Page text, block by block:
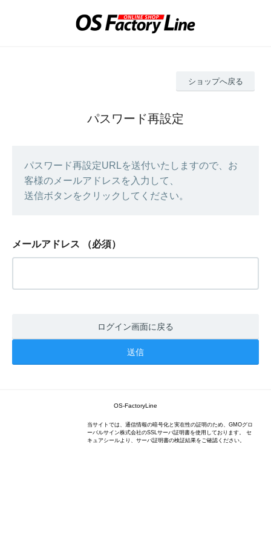
ショップへ戻る
パスワード再設定
パスワード再設定URLを送付いたしますので、お
客様のメールアドレスを入力して、
送信ボタンをクリックしてください。
メールアドレス （必須）
ログイン画面に戻る
OS-FactoryLine
当サイトでは、通信情報の暗号化と実在性の証明のため、GMOグロ
ーバルサイン株式会社のSSLサーバ証明書を使用しております。 セ
キュアシールより、サーバ証明書の検証結果をご確認ください。